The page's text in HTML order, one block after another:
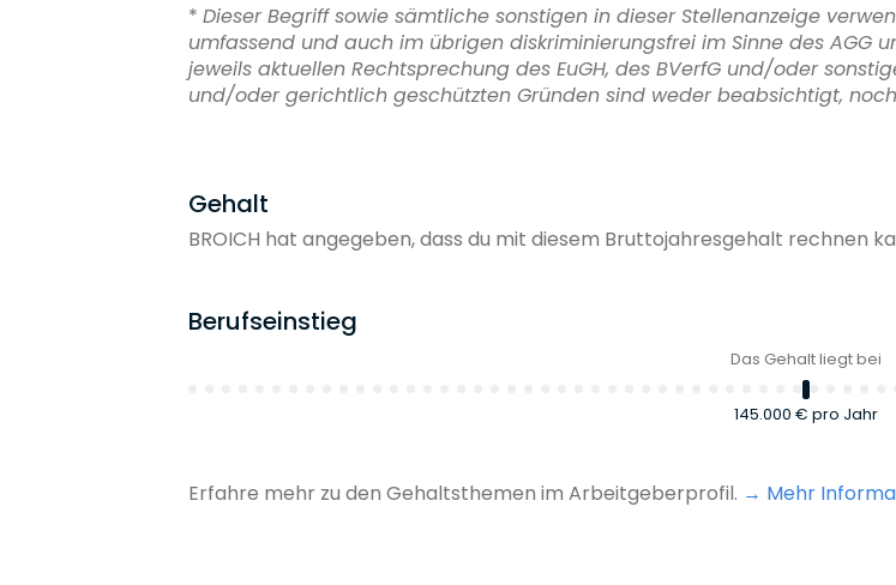
* Dieser Begriff sowie sämtliche sonstigen in dieser Stellenanzeige
umfassend und auch im übrigen diskriminierungsfrei im Sinne des AGG
jeweils aktuellen Rechtsprechung des EuGH, des BVerfG und/oder
und/oder gerichtlich geschützten Gründen sind weder beabsichtigt,
Gehalt
BROICH hat angegeben, dass du mit diesem Bruttojahresgehalt rechnen
Berufseinstieg
Das Gehalt liegt bei
145.000 € pro Jahr
Erfahre mehr zu den Gehaltsthemen im Arbeitgeberprofil. Mehr